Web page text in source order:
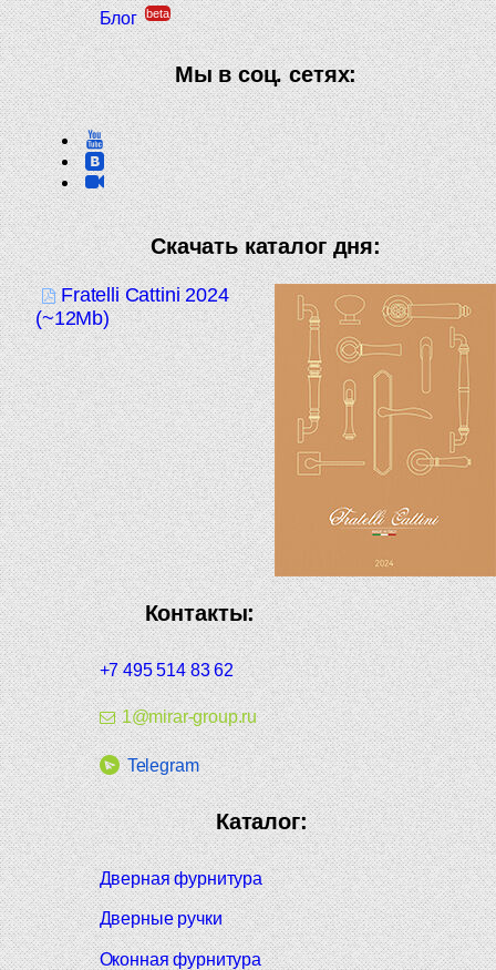
Блог beta
Мы в соц. сетях:
Скачать каталог дня:
Fratelli Cattini 2024
(~12Mb)
Контакты:
+7 495 514 83 62
1@mirar-group.ru
Telegram
Каталог:
Дверная фурнитура
Дверные ручки
Оконная фурнитура